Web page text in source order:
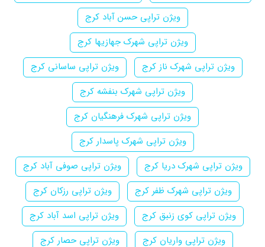
ویژن تراپی حسن آباد کرج
ویژن تراپی شهرک جهازیها کرج
ویژن تراپی شهرک ناز کرج
ویژن تراپی ساسانی کرج
ویژن تراپی شهرک بنفشه کرج
ویژن تراپی شهرک فرهنگیان کرج
ویژن تراپی شهرک پاسدار کرج
ویژن تراپی شهرک دریا کرج
ویژن تراپی صوفی آباد کرج
ویژن تراپی شهرک ظفر کرج
ویژن تراپی رزکان کرج
ویژن تراپی کوی زنبق کرج
ویژن تراپی اسد آباد کرج
ویژن تراپی واریان کرج
ویژن تراپی حصار کرج